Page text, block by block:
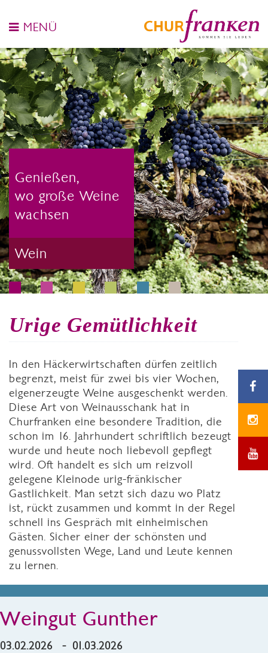
MENÜ
Genießen,
wo große Weine
wachsen
Wein
Urige Gemütlichkeit
In den Häckerwirtschaften dürfen zeitlich
begrenzt, meist für zwei bis vier Wochen,
eigenerzeugte Weine ausgeschenkt werden.
Diese Art von Weinausschank hat in
Churfranken eine besondere Tradition, die
schon im 16. Jahrhundert schriftlich bezeugt
wurde und heute noch liebevoll gepflegt
wird. Oft handelt es sich um reizvoll
gelegene Kleinode urig-fränkischer
Gastlichkeit. Man setzt sich dazu wo Platz
ist, rückt zusammen und kommt in der Regel
schnell ins Gespräch mit einheimischen
Gästen. Sicher einer der schönsten und
genussvollsten Wege, Land und Leute kennen
zu lernen.
Weingut Gunther
03.02.2026 - 01.03.2026